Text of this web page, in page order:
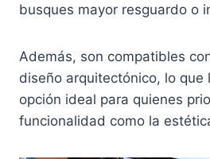
busques mayor resguardo o
Además, son compatibles
diseño arquitectónico, lo que
opción ideal para quienes
funcionalidad como la